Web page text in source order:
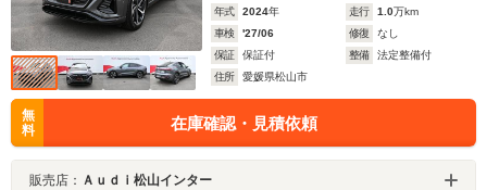
年式 2024年 走行 1.0万km
車検
'27/06 修復
なし
保証
保証付 整備
法定整備付
住所
愛媛県松山市
無
料
在庫確認・見積依頼
販売店： Ａｕｄｉ松山インター